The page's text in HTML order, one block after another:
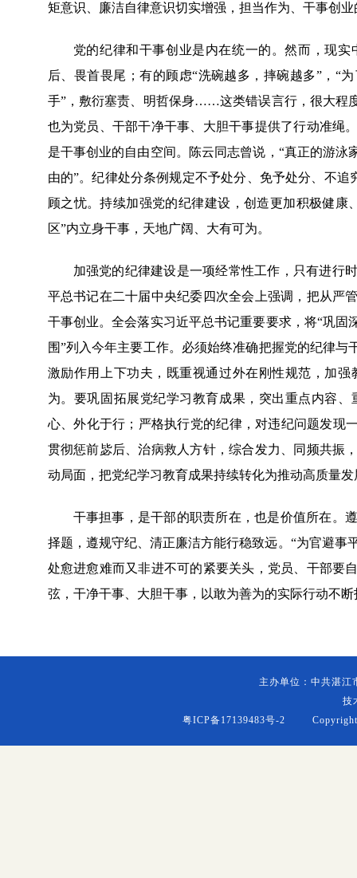
矩意识、廉洁自律意识切实增强，担当作为、干事创
党的纪律和干事创业是内在统一的。然而，现
后、畏首畏尾；有的顾虑“洗碗越多，摔碗越多”，“
手”，敷衍塞责、明哲保身……这类错误言行，很大程
也为党员、干部干净干事、大胆干事提供了行动准绳
是干事创业的自由空间。陈云同志曾说，“真正的游
由的”。纪律处分条例规定不予处分、免予处分、不
顾之忧。持续加强党的纪律建设，创造更加积极健
区”内立身干事，天地广阔、大有可为。
加强党的纪律建设是一项经常性工作，只有进行
平总书记在二十届中央纪委四次全会上强调，把从严
干事创业。全会落实习近平总书记重要要求，将“巩
围”列入今年主要工作。必须始终准确把握党的纪律
激励作用上下功夫，既重视通过外在刚性规范，加
为。要巩固拓展党纪学习教育成果，突出重点内容
心、外化于行；严格执行党的纪律，对违纪问题发现
贯彻惩前毖后、治病救人方针，综合发力、同频共振
动局面，把党纪学习教育成果持续转化为推动高质量
干事担事，是干部的职责所在，也是价值所在。
择题，遵规守纪、清正廉洁方能行稳致远。“为官避事
处愈进愈难而又非进不可的紧要关头，党员、干部要
弦，干净干事、大胆干事，以敢为善为的实际行动不
主办单位：中共湛
技
粤ICP备17139483号-2 Copyright